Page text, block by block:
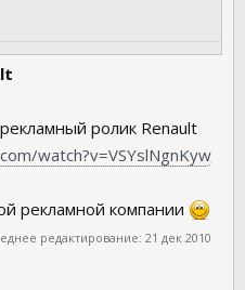
ролик Renault
watch?v=VSYslNgnKyw
рекламной компании
редактирование: 21 дек 2010